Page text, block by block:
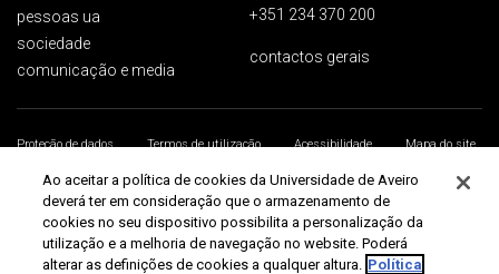
pessoas ua
sociedade
comunicação e media
+351 234 370 200
contactos gerais
Proteção de dados Termos de utilização Acessibilidade
Mapa do site
Universidade de Aveiro 2026
Ao aceitar a política de cookies da Universidade de Aveiro
deverá ter em consideração que o armazenamento de
cookies no seu dispositivo possibilita a personalização da
utilização e a melhoria de navegação no website. Poderá
alterar as definições de cookies a qualquer altura. Política